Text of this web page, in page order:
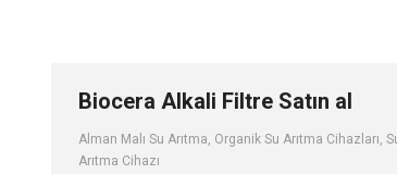
Biocera Alkali Filtre Satın al
Alman Malı Su Arıtma, Organik Su Arıtma Cihazları,
Arıtma Cihazı